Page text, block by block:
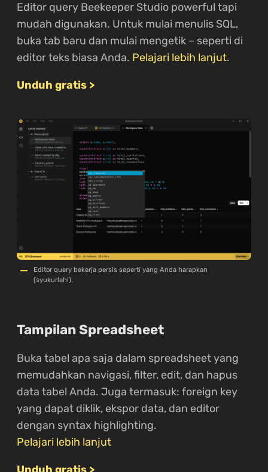
Editor query Beekeeper Studio powerful tapi
mudah digunakan. Untuk mulai menulis SQL,
buka tab baru dan mulai mengetik – seperti di
editor teks biasa Anda. Pelajari lebih lanjut.
Unduh gratis >
Editor query bekerja persis seperti yang Anda harapkan
(syukurlah!).
Tampilan Spreadsheet
Buka tabel apa saja dalam spreadsheet yang
memudahkan navigasi, filter, edit, dan hapus
data tabel Anda. Juga termasuk: foreign key
yang dapat diklik, ekspor data, dan editor
dengan syntax highlighting.
Pelajari lebih lanjut